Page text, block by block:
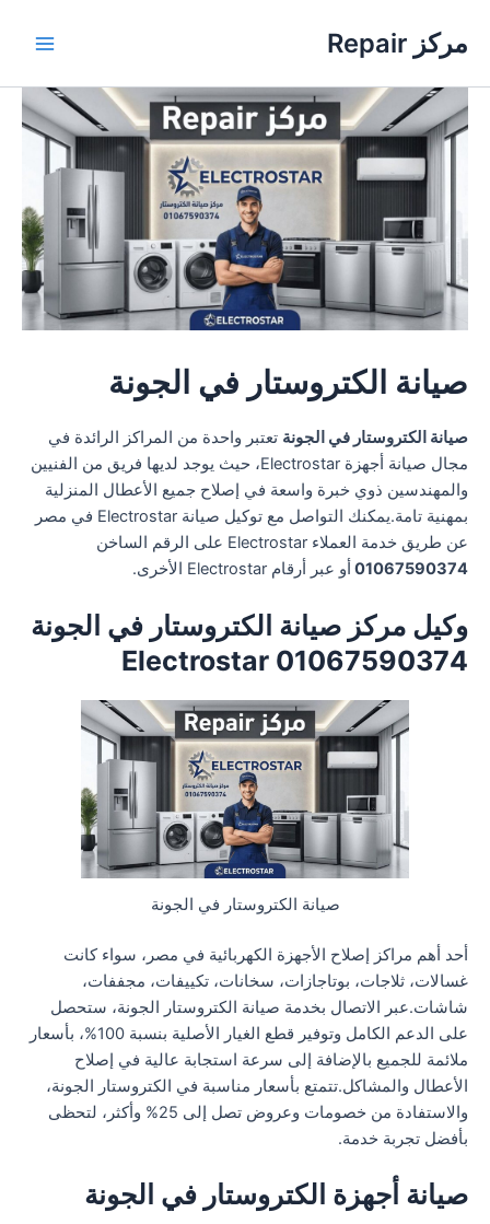
المحتوى
مركز Repair
صيانة الكتروستار في الجونة
صيانة الكتروستار في الجونة تعتبر واحدة من المراكز الرائدة في
مجال صيانة أجهزة Electrostar، حيث يوجد لديها فريق من الفنيين
والمهندسين ذوي خبرة واسعة في إصلاح جميع الأعطال المنزلية
بمهنية تامة.يمكنك التواصل مع توكيل صيانة Electrostar في مصر
عن طريق خدمة العملاء Electrostar على الرقم الساخن
01067590374 أو عبر أرقام Electrostar الأخرى.
وكيل مركز صيانة الكتروستار في الجونة
01067590374 Electrostar
صيانة الكتروستار في الجونة
أحد أهم مراكز إصلاح الأجهزة الكهربائية في مصر، سواء كانت
غسالات، ثلاجات، بوتاجازات، سخانات، تكييفات، مجففات،
شاشات.عبر الاتصال بخدمة صيانة الكتروستار الجونة، ستحصل
على الدعم الكامل وتوفير قطع الغيار الأصلية بنسبة 100%، بأسعار
ملائمة للجميع بالإضافة إلى سرعة استجابة عالية في إصلاح
الأعطال والمشاكل.تتمتع بأسعار مناسبة في الكتروستار الجونة،
والاستفادة من خصومات وعروض تصل إلى 25% وأكثر، لتحظى
بأفضل تجربة خدمة.
صيانة أجهزة الكتروستار في الجونة